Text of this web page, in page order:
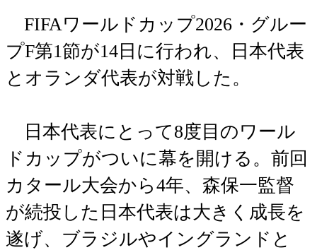
FIFAワールドカップ2026・グルー
プF第1節が14日に行われ、日本代表
とオランダ代表が対戦した。
日本代表にとって8度目のワール
ドカップがついに幕を開ける。前回
カタール大会から4年、森保一監督
が続投した日本代表は大きく成長を
遂げ、ブラジルやイングランドと